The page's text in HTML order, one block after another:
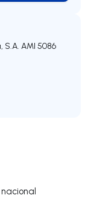
S.A. AMI 5086